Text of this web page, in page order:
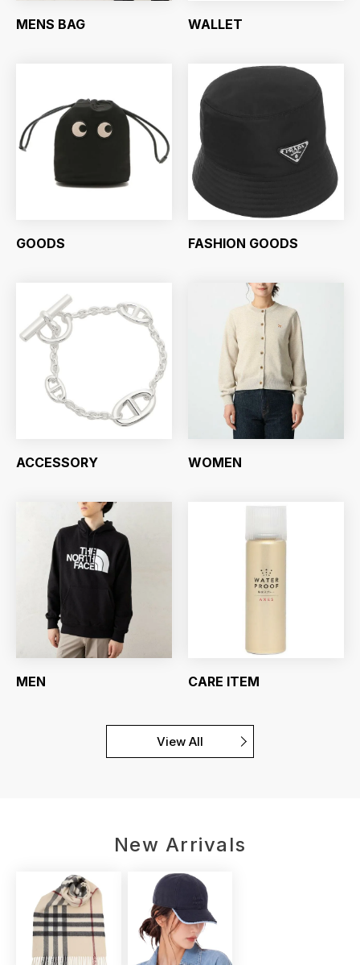
MENS BAG WALLET
GOODS FASHION GOODS
ACCESSORY WOMEN
MEN CARE ITEM
View All
New Arrivals